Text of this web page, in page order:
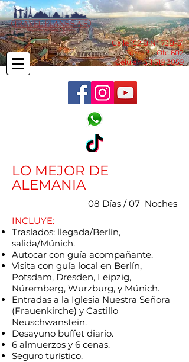
Calle 152 B N° 73B-51
Torre 3 - Ofc 602
Celular:311 519 3059
LO MEJOR DE
ALEMANIA
08 Días / 07 Noches
INCLUYE:
Traslados: llegada/Berlín,
salida/Múnich.
Autocar con guía acompañante.
Visita con guía local en Berlín,
Potsdam, Dresden, Leipzig,
Núremberg, Wurzburg, y Múnich.
Entradas a la Iglesia Nuestra Señora
(Frauenkirche) y Castillo
Neuschwanstein.
Desayuno buffet diario.
6 almuerzos y 6 cenas.
Seguro turístico.